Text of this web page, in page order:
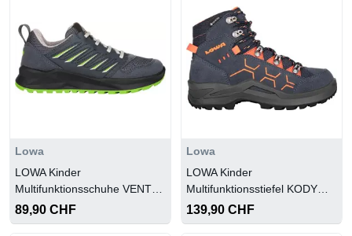
Lowa
LOWA Kinder
Multifunktionsschuhe VENTO
JUNIOR
89,90 CHF
Lowa
LOWA Kinder
Multifunktionsstiefel KODY
EVO GTX MID JUNIOR
139,90 CHF